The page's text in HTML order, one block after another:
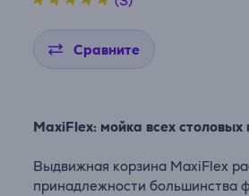
Сравните
MaxiFlex: мойка всех
Выдвижная корзина MaxiFlex
принадлежности большинства